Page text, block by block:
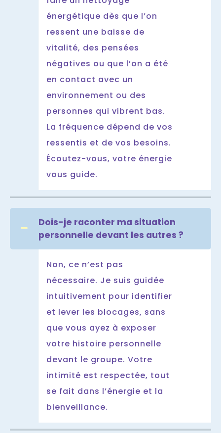
énergétique dès que l’on
ressent une baisse de
vitalité, des pensées
négatives ou que l’on a été
en contact avec un
environnement ou des
personnes qui vibrent bas.
La fréquence dépend de vos
ressentis et de vos besoins.
Écoutez-vous, votre énergie
vous guide.
Dois-je raconter ma situation
personnelle devant les autres ?
Non, ce n’est pas
nécessaire. Je suis guidée
intuitivement pour identifier
et lever les blocages, sans
que vous ayez à exposer
votre histoire personnelle
devant le groupe. Votre
intimité est respectée, tout
se fait dans l’énergie et la
bienveillance.